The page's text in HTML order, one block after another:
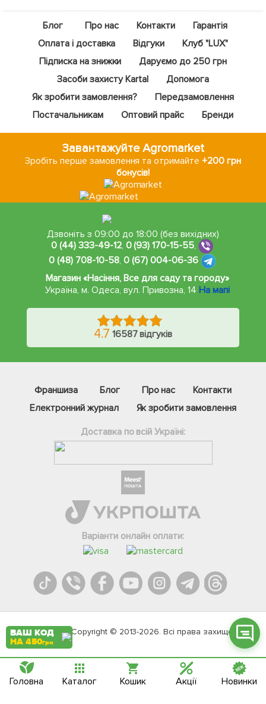
Блог Про нас Контакти
Гарантія
Оплата і доставка
Відгуки
Клуб "LUX"
Підписка на знижки
Даруємо до 250 грн
Засоби захисту Kartal
Допомога
Як зробити замовлення?
Передзамовлення
Постачальникам
Оптовий прайс Бренди
Завантажуйте Agromarket
Зробіть перше замовлення та отримайте+200 грн
бонусів!
Дзвоніть з 09:00 до 18:00 (без вихідних)
0 (44) 333-49-12, 0 (93) 170-15-55,
0 (48) 708-10-58, 0 (67) 004-06-36
Магазин «Насіння, Все для саду та городу»
Україна, м. Одеса,вул. Привозна, 14 На мапі
4.7 16587 відгуків
Франшиза Блог Про нас
Контакти
Електронний журнал
Як зробити замовлення
Доставка по всій Україні:
Варіанти онлайн оплати:
Agromarket.Copyright © 2013-2026. Всі права захищені
Телеграм
Вайбер
Онлайн чат
ВАШ КОД
НА 450грн
Головна Каталог Кошик Акції Новинки